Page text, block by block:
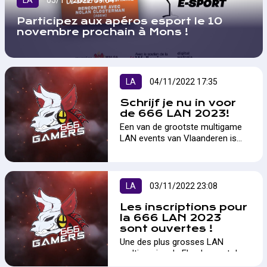
Participez aux apéros esport le 10
novembre prochain à Mons !
LA 04/11/2022 17:35
Schrijf je nu in voor
de 666 LAN 2023!
Een van de grootste multigame
LAN events van Vlaanderen is
editie! Het evenement zal
plaatsvinden in Antwerpen Expo.
…
LA 03/11/2022 23:08
Les inscriptions pour
la 666 LAN 2023
sont ouvertes !
Une des plus grosses LAN
multigaming de Flandres est de